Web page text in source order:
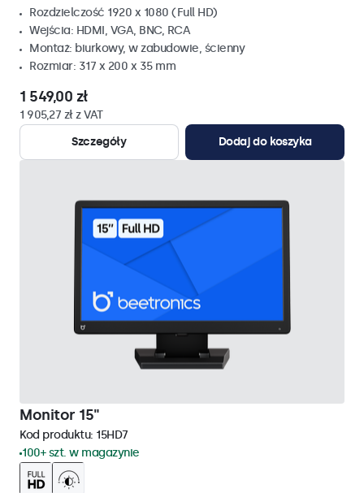
Rozdzielczość 1920 x 1080 (Full HD)
Wejścia: HDMI, VGA, BNC, RCA
Montaż: biurkowy, w zabudowie, ścienny
Rozmiar: 317 x 200 x 35 mm
1 549,00 zł
1 905,27 zł z VAT
Szczegóły
Dodaj do koszyka
Monitor 15"
Kod produktu: 15HD7
100+ szt. w magazynie